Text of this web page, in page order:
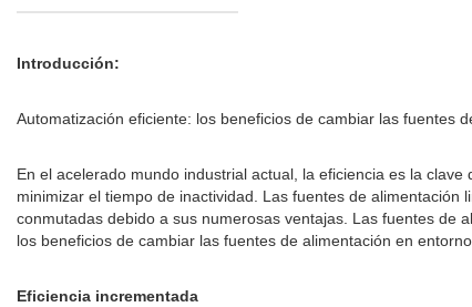
Introducción:
Automatización eficiente: los beneficios de cambiar las fuentes
En el acelerado mundo industrial actual, la eficiencia es la
minimizar el tiempo de inactividad. Las fuentes de
conmutadas debido a sus numerosas ventajas. Las fuentes de
los beneficios de cambiar las fuentes de alimentación en
Eficiencia incrementada